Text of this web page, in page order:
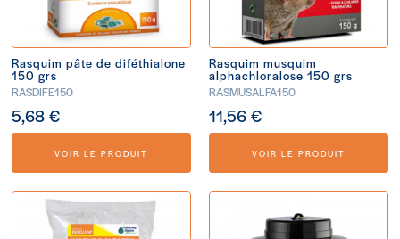
Rasquim pâte de diféthialone
150 grs
RASDIFE150
5,68 €
VOIR LE PRODUIT
Rasquim musquim
alphachloralose 150 grs
RASMUSALFA150
11,56 €
VOIR LE PRODUIT